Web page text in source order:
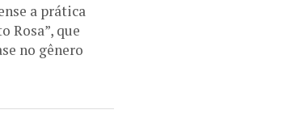
a prática
Rosa”, que
no gênero